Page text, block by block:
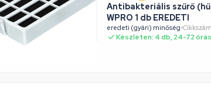
Antibakteriális szűrő
WPRO 1 db EREDETI
eredeti (gyári) minőség•
Készleten: 4 db, 24-72